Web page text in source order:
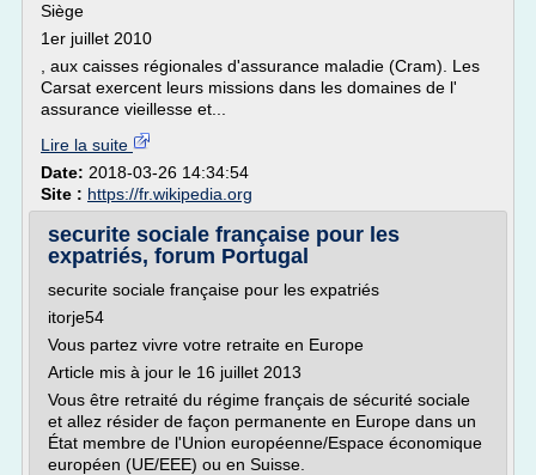
Siège
1er juillet 2010
, aux caisses régionales d'assurance maladie (Cram). Les
Carsat exercent leurs missions dans les domaines de l'
assurance vieillesse et...
Lire la suite
Date: 2018-03-26 14:34:54
Site : https://fr.wikipedia.org
securite sociale française pour les
expatriés, forum Portugal
securite sociale française pour les expatriés
itorje54
Vous partez vivre votre retraite en Europe
Article mis à jour le 16 juillet 2013
Vous être retraité du régime français de sécurité sociale
et allez résider de façon permanente en Europe dans un
État membre de l'Union européenne/Espace économique
européen (UE/EEE) ou en Suisse.